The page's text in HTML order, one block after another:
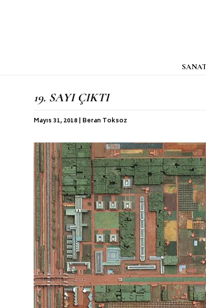
SANAT
19. SAYI ÇIKTI
Mayıs 31, 2018 | Beran Toksoz